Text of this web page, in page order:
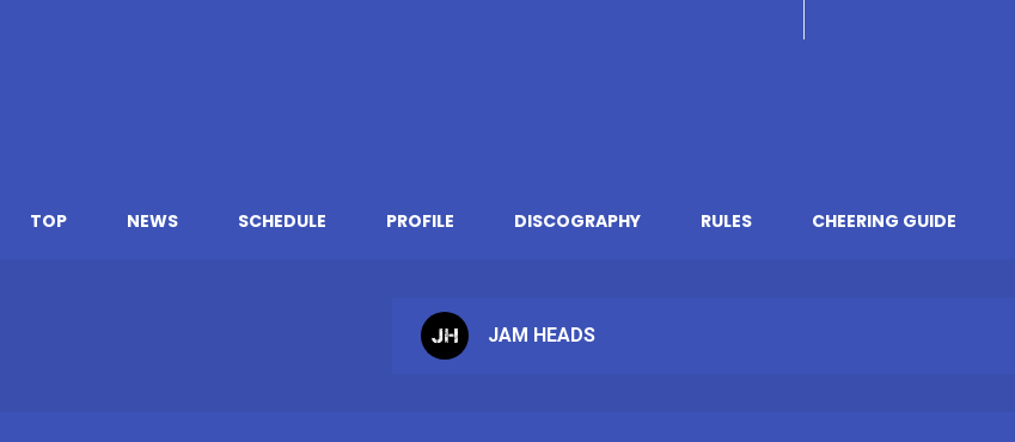
TOP NEWS SCHEDULE PROFILE DISCOGRAPHY RULES CHEERING GUIDE
JAM HEADS